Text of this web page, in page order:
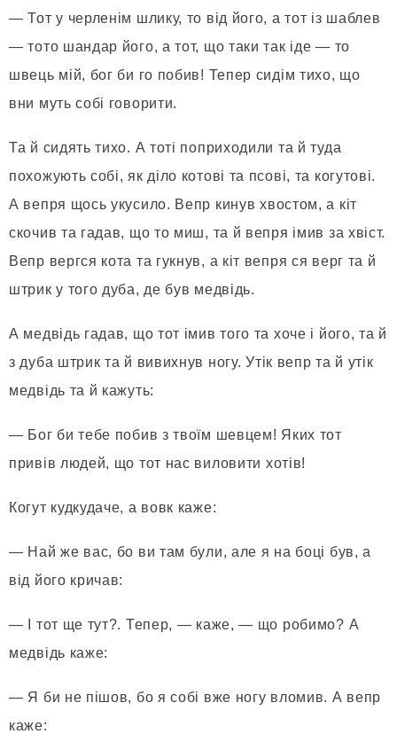
— Тот у черленім шлику, то від його, а тот із шаблев
— тото шандар його, а тот, що таки так іде — то
швець мій, бог би го побив! Тепер сидім тихо, що
вни муть собі говорити.
Та й сидять тихо. А тоті поприходили та й туда
похожують собі, як діло котові та псові, та когутові.
А вепря щось укусило. Вепр кинув хвостом, а кіт
скочив та гадав, що то миш, та й вепря імив за хвіст.
Вепр вергся кота та гукнув, а кіт вепря ся верг та й
штрик у того дуба, де був медвідь.
А медвідь гадав, що тот імив того та хоче і його, та й
з дуба штрик та й вивихнув ногу. Утік вепр та й утік
медвідь та й кажуть:
— Бог би тебе побив з твоїм шевцем! Яких тот
привів людей, що тот нас виловити хотів!
Когут кудкудаче, а вовк каже:
— Най же вас, бо ви там були, але я на боці був, а
від його кричав:
— І тот ще тут?. Тепер, — каже, — що робимо? А
медвідь каже:
— Я би не пішов, бо я собі вже ногу вломив. А вепр
каже: